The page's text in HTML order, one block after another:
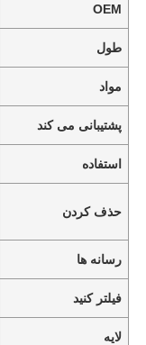
OEM
طول
مواد
پشتیبانی می کند
استفاده
حذف کردن
رسانه ها
فیلتر کنید
لایه